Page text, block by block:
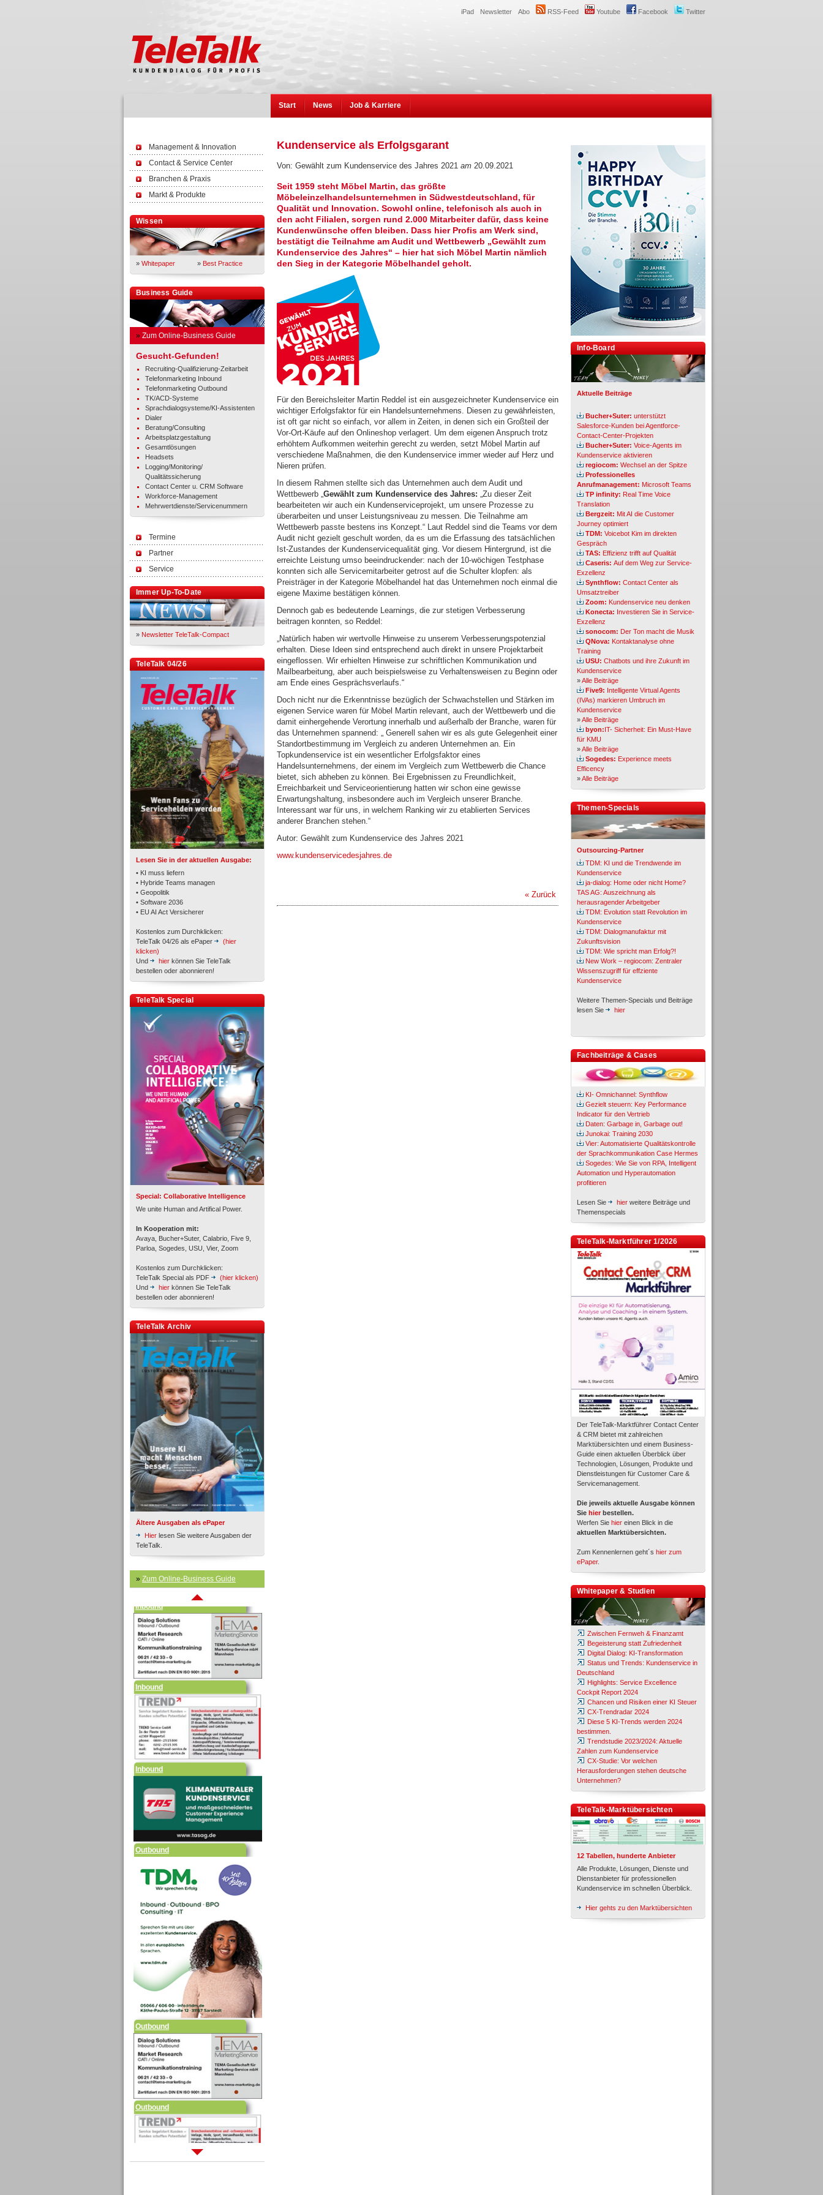
Twitter
Facebook
Youtube
RSS-Feed
Abo
Newsletter
iPad
Start News Job & Karriere
Management & Innovation
Contact & Service Center
Branchen & Praxis
Markt & Produkte
Wissen
» Whitepaper » Best Practice
Business Guide
» Zum Online-Business Guide
Gesucht-Gefunden!
Recruiting-Qualifizierung-Zeitarbeit
Telefonmarketing Inbound
Telefonmarketing Outbound
TK/ACD-Systeme
Sprachdialogsysteme/KI-Assistenten
Dialer
Beratung/Consulting
Arbeitsplatzgestaltung
Gesamtlösungen
Headsets
Logging/Monitoring/
Qualitätssicherung
Contact Center u. CRM Software
Workforce-Management
Mehrwertdienste/Servicenummern
Termine
Partner
Service
Immer Up-To-Date
» Newsletter TeleTalk-Compact
TeleTalk 04/26
Lesen Sie in der aktuellen Ausgabe:
• KI muss liefern
• Hybride Teams managen
• Geopolitik
• Software 2036
• EU AI Act Versicherer
Kostenlos zum Durchklicken:
TeleTalk 04/26 als ePaper
(hier
klicken)
Und
hier können Sie TeleTalk
bestellen oder abonnieren!
TeleTalk Special
Special: Collaborative Intelligence
We unite Human and Artifical Power.
In Kooperation mit:
Avaya, Bucher+Suter, Calabrio, Five 9,
Parloa, Sogedes, USU, Vier, Zoom
Kostenlos zum Durchklicken:
TeleTalk Special als PDF
(hier klicken)
Und
hier können Sie TeleTalk
bestellen oder abonnieren!
TeleTalk Archiv
Ältere Ausgaben als ePaper
Hier lesen Sie weitere Ausgaben der
TeleTalk.
» Zum Online-Business Guide
TK- und ACD-Systeme
Workforce-Management
Personal
Personal
Inbound
Inbound
Inbound
Inbound
Inbound
Inbound
Outbound
Sprachdialogsysteme u. Ki/
Kundenservice als Erfolgsgarant
Von: Gewählt zum Kundenservice des Jahres 2021 am 20.09.2021
Seit 1959 steht Möbel Martin, das größte
Möbeleinzelhandelsunternehmen in Südwestdeutschland, für
Qualität und Innovation. Sowohl online, telefonisch als auch in
den acht Filialen, sorgen rund 2.000 Mitarbeiter dafür, dass keine
Kundenwünsche offen bleiben. Dass hier Profis am Werk sind,
bestätigt die Teilnahme am Audit und Wettbewerb „Gewählt zum
Kundenservice des Jahres“ – hier hat sich Möbel Martin nämlich
den Sieg in der Kategorie Möbelhandel geholt.
Für den Bereichsleiter Martin Reddel ist ein ausgezeichneter Kundenservice ein
wichtiger Erfolgsfaktor für ein Handelsunternehmens. Diesen zu gewährleisten,
ist oft gar nicht so einfach, vor allem in Zeiten, in denen sich ein Großteil der
Vor-Ort-Käufe auf den Onlineshop verlagert. Um dem eigenen Anspruch trotz
erhöhtem Aufkommen weiterhin gerecht zu werden, setzt Möbel Martin auf
verschiedene Maßnahmen, die den Kundenservice immer wieder auf Herz und
Nieren prüfen.
In diesem Rahmen stellte sich das Unternehmen auch dem Audit und
Wettbewerb „Gewählt zum Kundenservice des Jahres: „Zu dieser Zeit
bearbeiteten wir auch ein Kundenserviceprojekt, um unsere Prozesse zu
überarbeiten und unser Leistungsniveau zu messen. Die Teilnahme am
Wettbewerb passte bestens ins Konzept.“ Laut Reddel sind die Teams vor dem
Audit nicht gezielt geschult worden, da es um die Erfassung des tatsächlichen
Ist-Zustandes der Kundenservicequalität ging. Vor diesem Hintergrund, ist die
erreichte Leistung umso beeindruckender: nach der 10-wöchigen Testphase
konnten sich alle Servicemitarbeiter getrost auf die Schulter klopfen: als
Preisträger in der Kategorie Möbelhandel hat das Unternehmen noch einmal die
eigene Maxime bestätigen können.
Dennoch gab es bedeutende Learnings, die zur stetigen Verbesserung
beitragen konnten, so Reddel:
„Natürlich haben wir wertvolle Hinweise zu unserem Verbesserungspotenzial
erhalten. Diese Ideen sind entsprechend auch direkt in unsere Projektarbeit
eingeflossen. Wir erhielten Hinweise zur schriftlichen Kommunikation und
Mailbearbeitung, aber auch beispielsweise zu Verhaltensweisen zu Beginn oder
am Ende eines Gesprächsverlaufs.“
Doch nicht nur die Erkenntnisse bezüglich der Schwachstellen und Stärken im
eigenen Service waren für Möbel Martin relevant, auch der Wettbewerb und die
damit einhergehende Verortung innerhalb und außerhalb der Branche, waren für
das Unternehmen spannend: „ Generell sahen wir es als gute Gelegenheit einer
Standortbestimmung im Vergleich zu anderen Unternehmen an. Ein
Topkundenservice ist ein wesentlicher Erfolgsfaktor eines
Handelsunternehmens, der einem im Vergleich zum Wettbewerb die Chance
bietet, sich abheben zu können. Bei Ergebnissen zu Freundlichkeit,
Erreichbarkeit und Serviceorientierung hatten wir schon eine gewisse
Erwartungshaltung, insbesondere auch im Vergleich unserer Branche.
Interessant war für uns, in welchem Ranking wir zu etablierten Services
anderer Branchen stehen.“
Autor: Gewählt zum Kundenservice des Jahres 2021
www.kundenservicedesjahres.de
« Zurück
Info-Board
Aktuelle Beiträge
Bucher+Suter: unterstützt
Salesforce-Kunden bei Agentforce-
Contact-Center-Projekten
Bucher+Suter: Voice-Agents im
Kundenservice aktivieren
regiocom: Wechsel an der Spitze
Professionelles
Anrufmanagement: Microsoft Teams
TP infinity: Real Time Voice
Translation
Bergzeit: Mit AI die Customer
Journey optimiert
TDM: Voicebot Kim im direkten
Gespräch
TAS: Effizienz trifft auf Qualität
Caseris: Auf dem Weg zur Service-
Exzellenz
Synthflow: Contact Center als
Umsatztreiber
Zoom: Kundenservice neu denken
Konecta: Investieren Sie in Service-
Exzellenz
sonocom: Der Ton macht die Musik
QNova: Kontaktanalyse ohne
Training
USU: Chatbots und ihre Zukunft im
Kundenservice
»Alle Beiträge
Five9: Intelligente Virtual Agents
(IVAs) markieren Umbruch im
Kundenservice
»Alle Beiträge
byon:IT- Sicherheit: Ein Must-Have
für KMU
»Alle Beiträge
Sogedes: Experience meets
Efficency
»Alle Beiträge
Themen-Specials
Outsourcing-Partner
TDM: KI und die Trendwende im
Kundenservice
ja-dialog: Home oder nicht Home?
TAS AG: Auszeichnung als
herausragender Arbeitgeber
TDM: Evolution statt Revolution im
Kundenservice
TDM: Dialogmanufaktur mit
Zukunftsvision
TDM: Wie spricht man Erfolg?!
New Work – regiocom: Zentraler
Wissenszugriff für effziente
Kundenservice
Weitere Themen-Specials und Beiträge
lesen Sie
hier
Fachbeiträge & Cases
KI- Omnichannel: Synthflow
Gezielt steuern: Key Performance
Indicator für den Vertrieb
Daten: Garbage in, Garbage out!
Junokai: Training 2030
Vier: Automatisierte Qualitätskontrolle
der Sprachkommunikation Case Hermes
Sogedes: Wie Sie von RPA, Intelligent
Automation und Hyperautomation
profitieren
Lesen Sie hier weitere Beiträge und
Themenspecials
TeleTalk-Marktführer 1/2026
Der TeleTalk-Marktführer Contact Center
& CRM bietet mit zahlreichen
Marktübersichten und einem Business-
Guide einen aktuellen Überblick über
Technologien, Lösungen, Produkte und
Dienstleistungen für Customer Care &
Servicemanagement.
Die jeweils aktuelle Ausgabe können
Sie hier bestellen.
Werfen Sie hier einen Blick in die
aktuellen Marktübersichten.
Zum Kennenlernen geht´s hier zum
ePaper.
Whitepaper & Studien
Zwischen Fernweh & Finanzamt
Begeisterung statt Zufriedenheit
Digital Dialog: KI-Transformation
Status und Trends: Kundenservice in
Deutschland
Highlights: Service Excellence
Cockpit Report 2024
Chancen und Risiken einer KI Steuer
CX-Trendradar 2024
Diese 5 KI-Trends werden 2024
bestimmen.
Trendstudie 2023/2024: Aktuelle
Zahlen zum Kundenservice
CX-Studie: Vor welchen
Herausforderungen stehen deutsche
Unternehmen?
TeleTalk-Marktübersichten
12 Tabellen, hunderte Anbieter
Alle Produkte, Lösungen, Dienste und
Dienstanbieter für professionellen
Kundenservice im schnellen Überblick.
Hier gehts zu den Marktübersichten